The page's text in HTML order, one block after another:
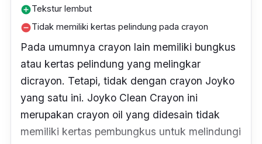
add_circleTekstur lembut
remove_circleTidak memiliki kertas pelindung pada crayon
Pada umumnya crayon lain memiliki bungkus
atau kertas pelindung yang melingkar
dicrayon. Tetapi, tidak dengan crayon Joyko
yang satu ini. Joyko Clean Crayon ini
merupakan crayon oil yang didesain tidak
memiliki kertas pembungkus untuk melindungi